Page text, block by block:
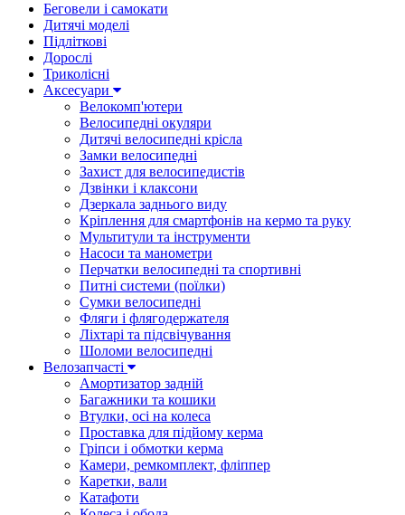
Беговели і самокати
Дитячі моделі
Підліткові
Дорослі
Триколісні
Аксесуари
Велокомп'ютери
Велосипедні окуляри
Дитячі велосипедні крісла
Замки велосипедні
Захист для велосипедистів
Дзвінки і клаксони
Дзеркала заднього виду
Кріплення для смартфонів на кермо та руку
Мультитули та інструменти
Насоси та манометри
Перчатки велосипедні та спортивні
Питні системи (поїлки)
Сумки велосипедні
Фляги і флягодержателя
Ліхтарі та підсвічування
Шоломи велосипедні
Велозапчасті
Амортизатор задній
Багажники та кошики
Втулки, осі на колеса
Проставка для підйому керма
Гріпси і обмотки керма
Камери, ремкомплект, фліппер
Каретки, вали
Катафоти